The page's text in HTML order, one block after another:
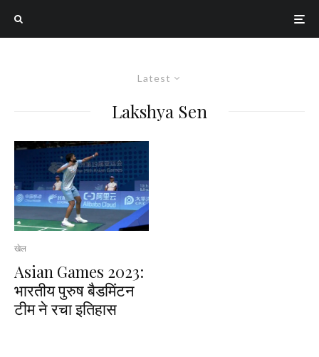
Latest
Lakshya Sen
खेल
Asian Games 2023:
भारतीय पुरुष बैडमिंटन
टीम ने रचा इतिहास